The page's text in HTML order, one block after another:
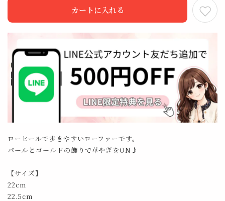
カートに入れる
ローヒールで歩きやすいローファーです。
パールとゴールドの飾りで華やぎをON♪
【サイズ】
22cm
22.5cm